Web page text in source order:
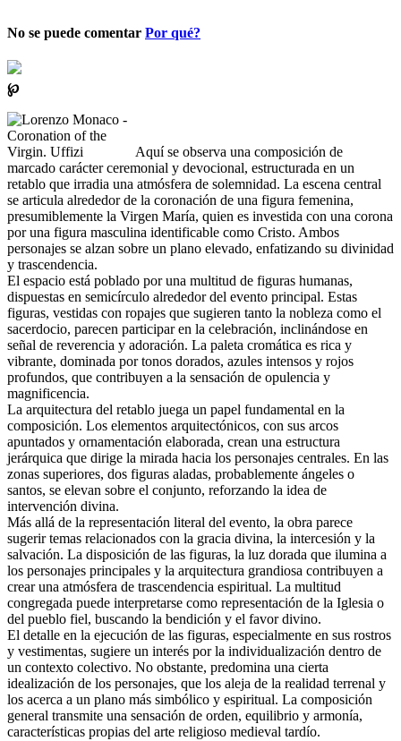
No se puede comentar Por qué?
℘
Aquí se observa una composición de
marcado carácter ceremonial y devocional, estructurada en un
retablo que irradia una atmósfera de solemnidad. La escena central
se articula alrededor de la coronación de una figura femenina,
presumiblemente la Virgen María, quien es investida con una corona
por una figura masculina identificable como Cristo. Ambos
personajes se alzan sobre un plano elevado, enfatizando su divinidad
y trascendencia.
El espacio está poblado por una multitud de figuras humanas,
dispuestas en semicírculo alrededor del evento principal. Estas
figuras, vestidas con ropajes que sugieren tanto la nobleza como el
sacerdocio, parecen participar en la celebración, inclinándose en
señal de reverencia y adoración. La paleta cromática es rica y
vibrante, dominada por tonos dorados, azules intensos y rojos
profundos, que contribuyen a la sensación de opulencia y
magnificencia.
La arquitectura del retablo juega un papel fundamental en la
composición. Los elementos arquitectónicos, con sus arcos
apuntados y ornamentación elaborada, crean una estructura
jerárquica que dirige la mirada hacia los personajes centrales. En las
zonas superiores, dos figuras aladas, probablemente ángeles o
santos, se elevan sobre el conjunto, reforzando la idea de
intervención divina.
Más allá de la representación literal del evento, la obra parece
sugerir temas relacionados con la gracia divina, la intercesión y la
salvación. La disposición de las figuras, la luz dorada que ilumina a
los personajes principales y la arquitectura grandiosa contribuyen a
crear una atmósfera de trascendencia espiritual. La multitud
congregada puede interpretarse como representación de la Iglesia o
del pueblo fiel, buscando la bendición y el favor divino.
El detalle en la ejecución de las figuras, especialmente en sus rostros
y vestimentas, sugiere un interés por la individualización dentro de
un contexto colectivo. No obstante, predomina una cierta
idealización de los personajes, que los aleja de la realidad terrenal y
los acerca a un plano más simbólico y espiritual. La composición
general transmite una sensación de orden, equilibrio y armonía,
características propias del arte religioso medieval tardío.